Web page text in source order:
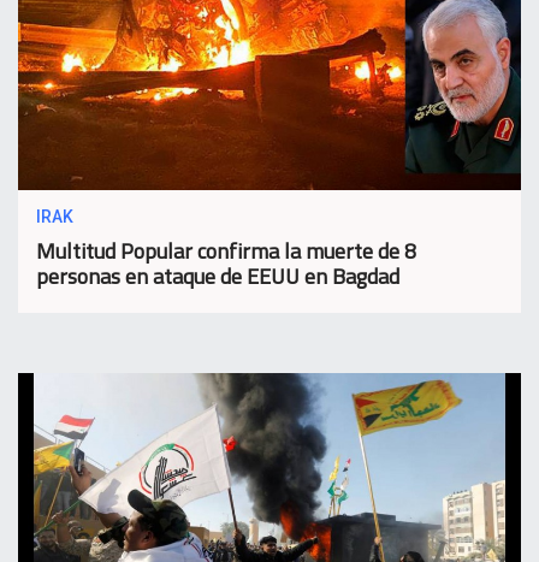
IRAK
Multitud Popular confirma la muerte de 8
personas en ataque de EEUU en Bagdad